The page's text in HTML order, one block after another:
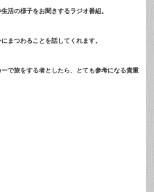
活の様子をお聞きするラジオ番組。
まつわることを話してくれます。
で旅をする者としたら、とても参考になる貴重